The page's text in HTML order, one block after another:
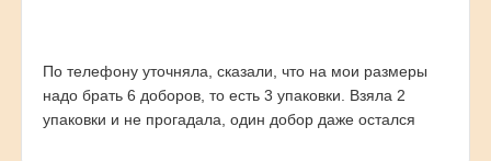
По телефону уточняла, сказали, что на мои размеры
надо брать 6 доборов, то есть 3 упаковки. Взяла 2
упаковки и не прогадала, один добор даже остался